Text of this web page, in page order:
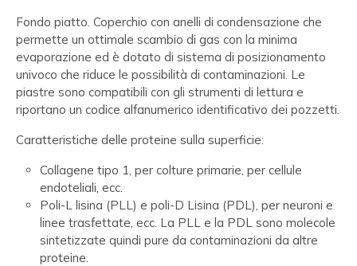
Fondo piatto. Coperchio con anelli di condensazione che
permette un ottimale scambio di gas con la minima
evaporazione ed è dotato di sistema di posizionamento
univoco che riduce le possibilità di contaminazioni. Le
piastre sono compatibili con gli strumenti di lettura e
riportano un codice alfanumerico identificativo dei pozzetti.
Caratteristiche delle proteine sulla superficie:
Collagene tipo 1, per colture primarie, per cellule
endoteliali, ecc.
Poli-L lisina (PLL) e poli-D Lisina (PDL), per neuroni e
linee trasfettate, ecc. La PLL e la PDL sono molecole
sintetizzate quindi pure da contaminazioni da altre
proteine.